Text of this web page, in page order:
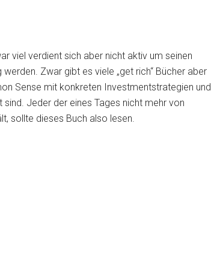
viel verdient sich aber nicht aktiv um seinen
Zwar gibt es viele „get rich“ Bücher aber
Sense mit konkreten Investmentstrategien und
sind. Jeder der eines Tages nicht mehr von
sollte dieses Buch also lesen.